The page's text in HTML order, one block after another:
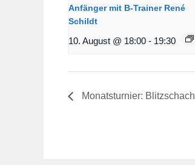
Anfänger mit B-Trainer René
Schildt
10. August @ 18:00 - 19:30
Monatsturnier: Blitzschach